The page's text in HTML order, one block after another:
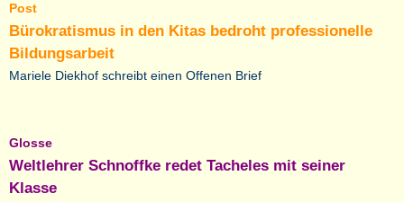
Post
Bürokratismus in den Kitas bedroht professionelle
Bildungsarbeit
Mariele Diekhof schreibt einen Offenen Brief
Glosse
Weltlehrer Schnoffke redet Tacheles mit seiner
Klasse